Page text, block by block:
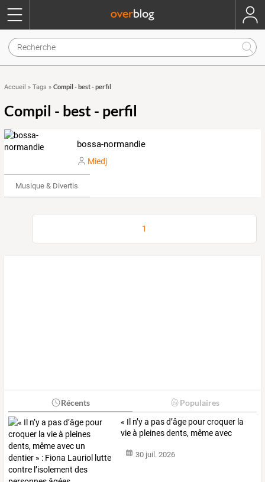
Accueil » Tags » Compil - best - perfil
Compil - best - perfil
bossa-normandie
Miedj
Musique & Divertissements
1
Récents Populaires
« Il n’ya pasd’âge pourcroquer la
vieà pleinesdents, mêmeavec
30 juil. 2026